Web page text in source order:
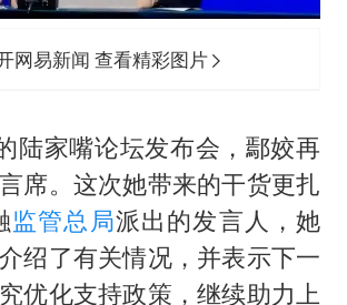
网易新闻 查看精彩图片
陆家嘴论坛发布会，鄢姣再
席。这次她带来的干货更扎
监管总局派出的发言人，她
绍了有关情况，并表示下一
优化支持政策，继续助力上